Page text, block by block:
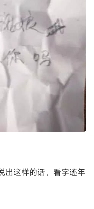
出这样的话，看字迹年